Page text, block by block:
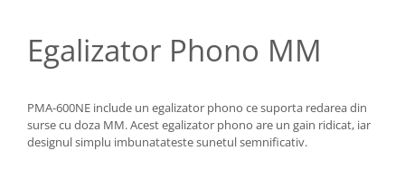
Egalizator Phono MM
PMA-600NE include un egalizator phono ce suporta redarea din
surse cu doza MM. Acest egalizator phono are un gain ridicat, iar
designul simplu imbunatateste sunetul semnificativ.